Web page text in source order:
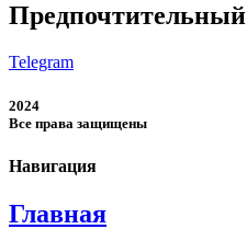
Предпочтительный
Telegram
2024
Все права защищены
Навигация
Главная